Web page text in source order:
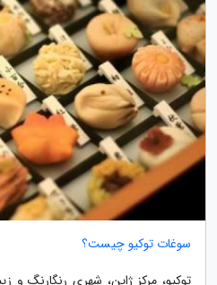
سوغات توکیو چیست؟
توکیو، مرکز ژاپن، شهری رنگارنگ و